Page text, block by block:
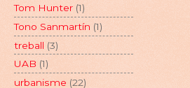
Tom Hunter (1)
Tono Sanmartín (1)
treball (3)
UAB (1)
urbanisme (22)